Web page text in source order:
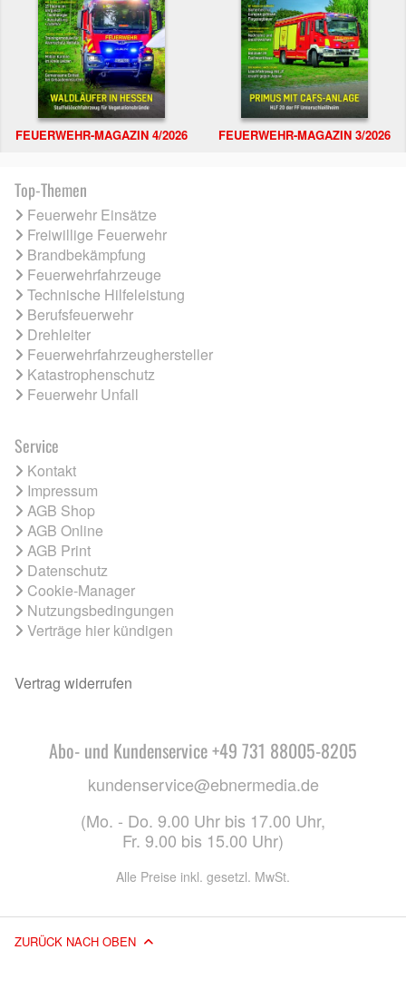
FEUERWEHR-MAGAZIN 4/2026 FEUERWEHR-MAGAZIN 3/2026
Top-Themen
Feuerwehr Einsätze
Freiwillige Feuerwehr
Brandbekämpfung
Feuerwehrfahrzeuge
Technische Hilfeleistung
Berufsfeuerwehr
Drehleiter
Feuerwehrfahrzeughersteller
Katastrophenschutz
Feuerwehr Unfall
Service
Kontakt
Impressum
AGB Shop
AGB Online
AGB Print
Datenschutz
Cookie-Manager
Nutzungsbedingungen
Verträge hier kündigen
Vertrag widerrufen
Abo- und Kundenservice +49 731 88005-8205
kundenservice@ebnermedia.de
(Mo. - Do. 9.00 Uhr bis 17.00 Uhr,
Fr. 9.00 bis 15.00 Uhr)
Alle Preise inkl. gesetzl. MwSt.
ZURÜCK NACH OBEN